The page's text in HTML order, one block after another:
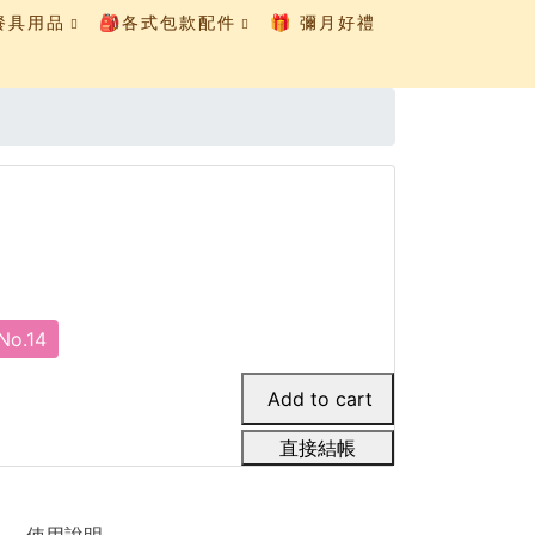
用品 🎒各式包款配件 🎁 彌月好禮
直接結帳